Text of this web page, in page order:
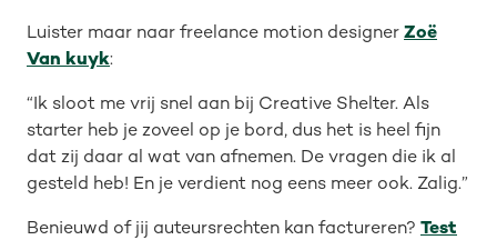
Luister maar naar freelance motion designer Zoë
Van kuyk:
“Ik sloot me vrij snel aan bij Creative Shelter. Als
starter heb je zoveel op je bord, dus het is heel fijn
dat zij daar al wat van afnemen. De vragen die ik al
gesteld heb! En je verdient nog eens meer ook. Zalig.”
Benieuwd of jij auteursrechten kan factureren? Test